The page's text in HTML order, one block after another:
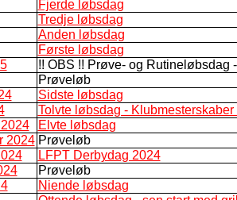
Fjerde løbsdag
Tredje løbsdag
Anden løbsdag
Første løbsdag
!! OBS !! Prøve- og Rutineløbsdag
Prøveløb
Sidste løbsdag
Tolvte løbsdag - Klubmesterskaber
Elvte løbsdag
2024 Prøveløb
LFPT Derbydag 2024
Prøveløb
Niende løbsdag